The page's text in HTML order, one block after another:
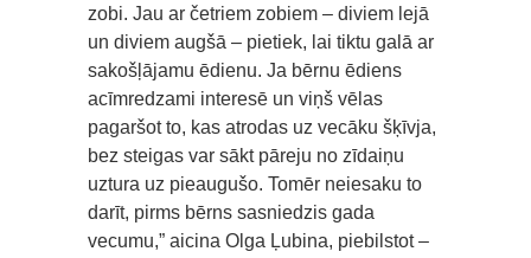
zobi. Jau ar četriem zobiem – diviem lejā
un diviem augšā – pietiek, lai tiktu galā ar
sakošļājamu ēdienu. Ja bērnu ēdiens
acīmredzami interesē un viņš vēlas
pagaršot to, kas atrodas uz vecāku šķīvja,
bez steigas var sākt pāreju no zīdaiņu
uztura uz pieaugušo. Tomēr neiesaku to
darīt, pirms bērns sasniedzis gada
vecumu,” aicina Olga Ļubina, piebilstot –